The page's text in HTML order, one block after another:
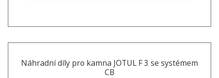
Náhradní díly pro kamna JOTUL F 3 se systémem
CB